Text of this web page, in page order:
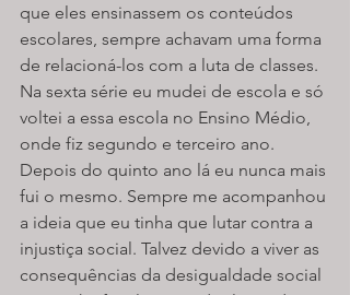
que eles ensinassem os conteúdos
escolares, sempre achavam uma forma
de relacioná-los com a luta de classes.
Na sexta série eu mudei de escola e só
voltei a essa escola no Ensino Médio,
onde fiz segundo e terceiro ano.
Depois do quinto ano lá eu nunca mais
fui o mesmo. Sempre me acompanhou
a ideia que eu tinha que lutar contra a
injustiça social. Talvez devido a viver as
consequências da desigualdade social